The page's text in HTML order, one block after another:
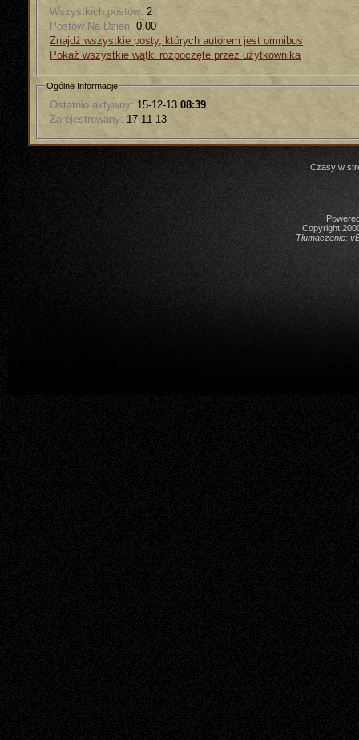
Wszystkich postów: 2
Postów Na Dzień: 0.00
Znajdź wszystkie posty, których autorem jest omnibus
Pokaż wszystkie wątki rozpoczęte przez użytkownika
Ogólne Informacje
Ostatnio aktywny: 15-12-13 08:39
Zarejestrowany: 17-11-13
Czasy w
Copyright
Tłumaczenie: